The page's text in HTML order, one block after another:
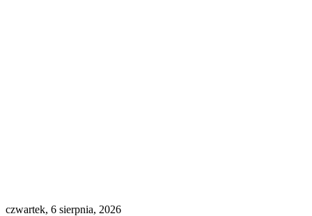
czwartek, 6 sierpnia, 2026